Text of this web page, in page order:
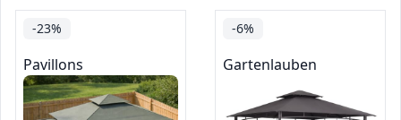
-23%
Pavillons
-6%
Gartenlauben